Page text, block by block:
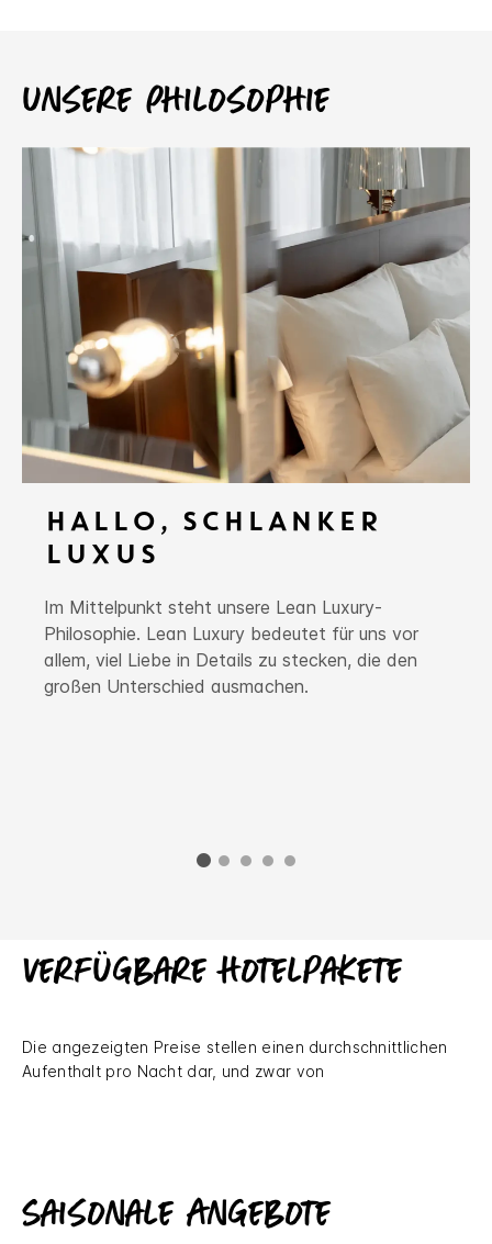
Unsere Philosophie
HALLO, SCHLANKER
LUXUS
Im Mittelpunkt steht unsere Lean Luxury-
Philosophie. Lean Luxury bedeutet für uns vor
allem, viel Liebe in Details zu stecken, die den
großen Unterschied ausmachen.
Verfügbare Hotelpakete
Die angezeigten Preise stellen einen durchschnittlichen
Aufenthalt pro Nacht dar, und zwar von
Saisonale Angebote